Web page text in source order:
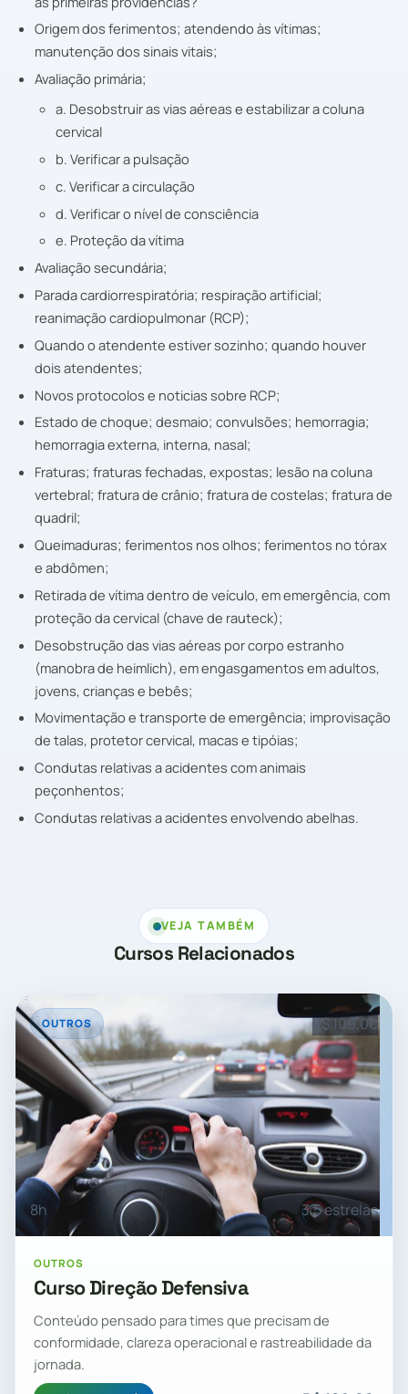
Origem dos ferimentos; atendendo às vítimas;
manutenção dos sinais vitais;
Avaliação primária;
a. Desobstruir as vias aéreas e estabilizar a coluna
cervical
b. Verificar a pulsação
c. Verificar a circulação
d. Verificar o nível de consciência
e. Proteção da vítima
Avaliação secundária;
Parada cardiorrespiratória; respiração artificial;
reanimação cardiopulmonar (RCP);
Quando o atendente estiver sozinho; quando houver
dois atendentes;
Novos protocolos e noticias sobre RCP;
Estado de choque; desmaio; convulsões; hemorragia;
hemorragia externa, interna, nasal;
Fraturas; fraturas fechadas, expostas; lesão na coluna
vertebral; fratura de crânio; fratura de costelas; fratura de
quadril;
Queimaduras; ferimentos nos olhos; ferimentos no tórax
e abdômen;
Retirada de vítima dentro de veículo, em emergência, com
proteção da cervical (chave de rauteck);
Desobstrução das vias aéreas por corpo estranho
(manobra de heimlich), em engasgamentos em adultos,
jovens, crianças e bebês;
Movimentação e transporte de emergência; improvisação
de talas, protetor cervical, macas e tipóias;
Condutas relativas a acidentes com animais
peçonhentos;
Condutas relativas a acidentes envolvendo abelhas.
VEJA TAMBÉM
Cursos Relacionados
OUTROS R$ 109,00
8h 3.5 estrelas
OUTROS
Curso Direção Defensiva
Conteúdo pensado para times que precisam de
conformidade, clareza operacional e rastreabilidade da
jornada.